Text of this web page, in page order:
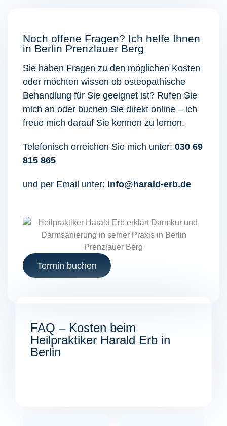
Noch offene Fragen? Ich helfe Ihnen
in Berlin Prenzlauer Berg
Sie haben Fragen zu den möglichen Kosten
oder möchten wissen ob osteopathische
Behandlung für Sie geeignet ist? Rufen Sie
mich an oder buchen Sie direkt online – ich
freue mich darauf Sie kennen zu lernen.
Telefonisch erreichen Sie mich unter: 030 69
815 865
und per Email unter: info@harald-erb.de
Termin buchen
FAQ – Kosten beim
Heilpraktiker Harald Erb in
Berlin